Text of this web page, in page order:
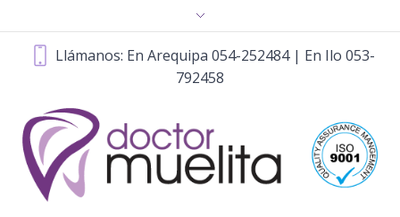
Llámanos: En Arequipa 054-252484 | En Ilo 053-
792458